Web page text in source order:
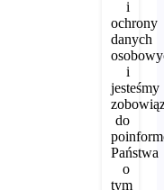
i
ochrony
danych
i
jesteśmy
do
Państwa
o
tym